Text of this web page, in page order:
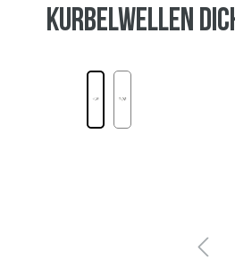
Kurbelwellen